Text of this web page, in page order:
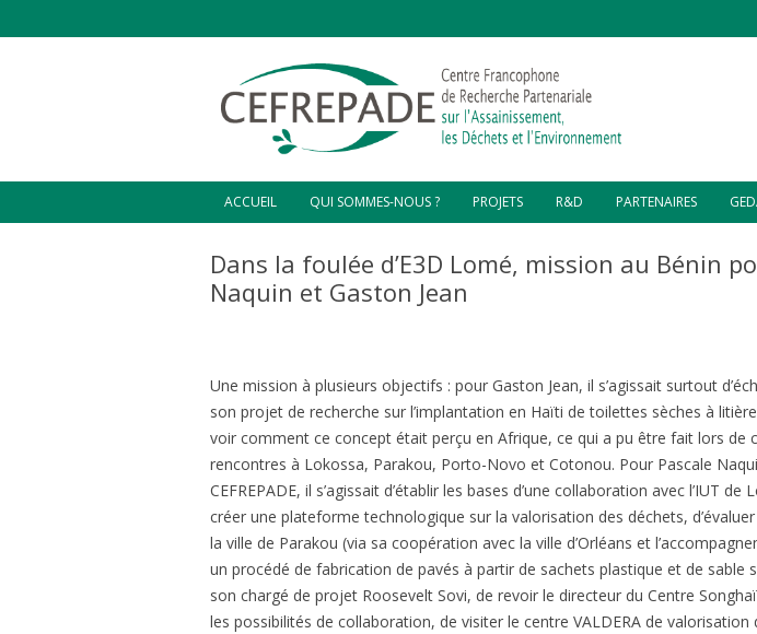
au
ACCUEIL QUI SOMMES-NOUS ?
NOTRE VISION
STAGIAIRES
PROJETS
CAMEROUN
ZONE ATELIER MULTI-PROJETS –
GROS MORNE ET GRANDE
PLAINE, HAÏTI
GRANDE-
DAVID
GROS
VALORISATION – CAP HAÏTIEN,
HAÏTI
MULTI-PAYS
PAGEDS
R&D
COMPOSTAGE RÉSIDUS
TOILETTES SÈCHES
FABRICATION BÛCHETTES
COMBUSTIBLES
FABRICATION PAVÉS PLASTIQUES
PARTENAIRES
PARTENAIRES
Dans la foulée d’E3D Lomé, mission au Bénin
Naquin et Gaston Jean
Une mission à plusieurs objectifs : pour Gaston Jean, il s’agissait surtout
son projet de recherche sur l’implantation en Haïti de toilettes sèches à
voir comment ce concept était perçu en Afrique, ce qui a pu être fait lors de
rencontres à Lokossa, Parakou, Porto-Novo et Cotonou. Pour Pascale
CEFREPADE, il s’agissait d’établir les bases d’une collaboration avec l’IUT
créer une plateforme technologique sur la valorisation des déchets,
la ville de Parakou (via sa coopération avec la ville d’Orléans et
un procédé de fabrication de pavés à partir de sachets plastique et de sable
son chargé de projet Roosevelt Sovi, de revoir le directeur du Centre
les possibilités de collaboration, de visiter le centre VALDERA de valorisation